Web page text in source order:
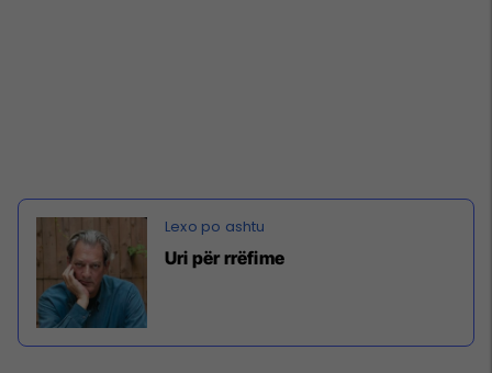
Uri për rrëfime